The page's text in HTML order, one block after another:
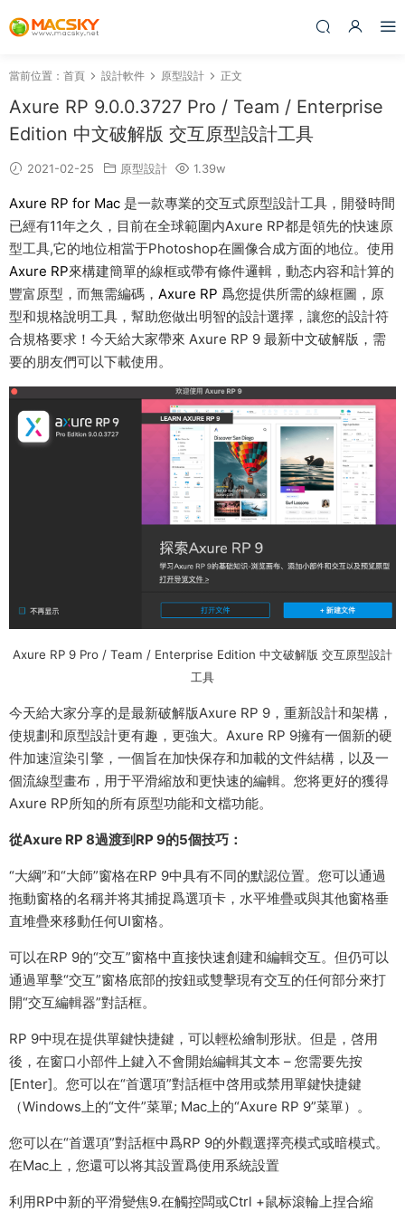
當前位置： 首頁 設計軟件 原型設計 正文
Axure RP 9.0.0.3727 Pro / Team / Enterprise
Edition 中文破解版 交互原型設計工具
2021-02-25 原型設計 1.39w
Axure RP for Mac 是一款專業的交互式原型設計工具，開發時間
已經有11年之久，目前在全球範圍内Axure RP都是領先的快速原
型工具,它的地位相當于Photoshop在圖像合成⽅面的地位。使用
Axure RP來構建簡單的線框或帶有條件邏輯，動态内容和計算的
豐富原型，而無需編碼， Axure RP 爲您提供所需的線框圖，原
型和規格說明工具，幫助您做出明智的設計選擇，讓您的設計符
合規格要求！今天給大家帶來 Axure RP 9 最新中文破解版，需
要的朋友們可以下載使用。
Axure RP 9 Pro / Team / Enterprise Edition 中文破解版 交互原型設計
工具
今天給大家分享的是最新破解版Axure RP 9，重新設計和架構，
使規劃和原型設計更有趣，更強大。Axure RP 9擁有一個新的硬
件加速渲染引擎，一個旨在加快保存和加載的文件結構，以及一
個流線型畫布，用于平滑縮放和更快速的編輯。您将更好的獲得
Axure RP所知的所有原型功能和文檔功能。
從Axure RP 8過渡到RP 9的5個技巧：
“大綱”和“大師”窗格在RP 9中具有不同的默認位置。您可以通過
拖動窗格的名稱并将其捕捉爲選項卡，水平堆疊或與其他窗格垂
直堆疊來移動任何UI窗格。
可以在RP 9的“交互”窗格中直接快速創建和編輯交互。但仍可以
通過單擊“交互”窗格底部的按鈕或雙擊現有交互的任何部分來打
開“交互編輯器”對話框。
RP 9中現在提供單鍵快捷鍵，可以輕松繪制形狀。但是，啓用
後，在窗口小部件上鍵入不會開始編輯其文本 – 您需要先按
[Enter]。您可以在“首選項”對話框中啓用或禁用單鍵快捷鍵
（Windows上的“文件”菜單; Mac上的“Axure RP 9”菜單）。
您可以在“首選項”對話框中爲RP 9的外觀選擇亮模式或暗模式。
在Mac上，您還可以将其設置爲使用系統設置
利用RP中新的平滑變焦9.在觸控闆或Ctrl +鼠标滾輪上捏合縮